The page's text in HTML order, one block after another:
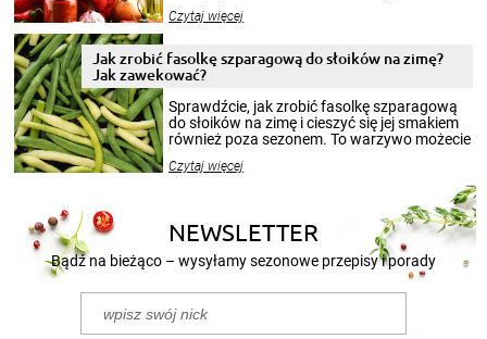
krajobrazów, by cieszyć nimi oko w sezonie
pełni poczuć atmosferę cieplejszych
miesięcy. Przygotowanie słoików ze
patenty, które pozwolą zachować świeżość
przetworów.
Czytaj więcej
Jak zrobić fasolkę szparagową do słoików na zimę?
Jak zawekować?
Sprawdźcie, jak zrobić fasolkę szparagową
do słoików na zimę i cieszyć się jej smakiem
również poza sezonem. To warzywo możecie
nasze propozycje!
Czytaj więcej
NEWSLETTER
Bądź na bieżąco – wysyłamy sezonowe przepisy i porady